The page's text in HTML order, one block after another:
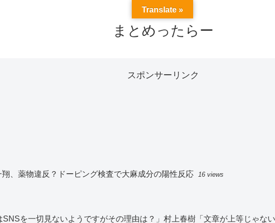
まとめったらー
スポンサーリンク
翔、薬物違反？ドーピング検査で大麻成分の陽性反応 16 views
SNSを一切見ないようですがその理由は？」村上春樹「文章が上等じゃない
Translate »